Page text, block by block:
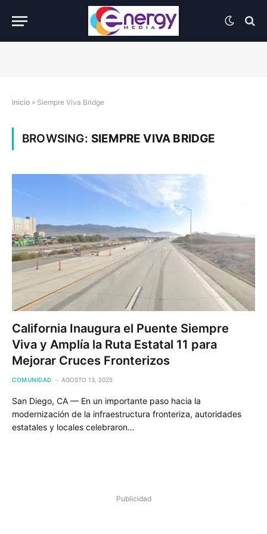
Inicio » Siempre Viva Bridge
BROWSING: SIEMPRE VIVA BRIDGE
California Inaugura el Puente Siempre
Viva y Amplía la Ruta Estatal 11 para
Mejorar Cruces Fronterizos
COMUNIDAD AGOSTO 13, 2025
San Diego, CA — En un importante paso hacia la
modernización de la infraestructura fronteriza, autoridades
estatales y locales celebraron…
Publicidad